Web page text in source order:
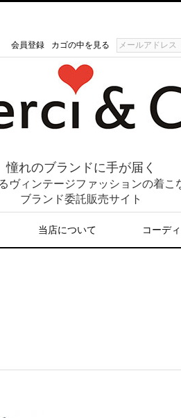
会員登録 カゴの中を見る
憧れのブランドに手が届く
ヴィンテージファッションの着こ
ブランド委託販売サイト
当店について コーデ